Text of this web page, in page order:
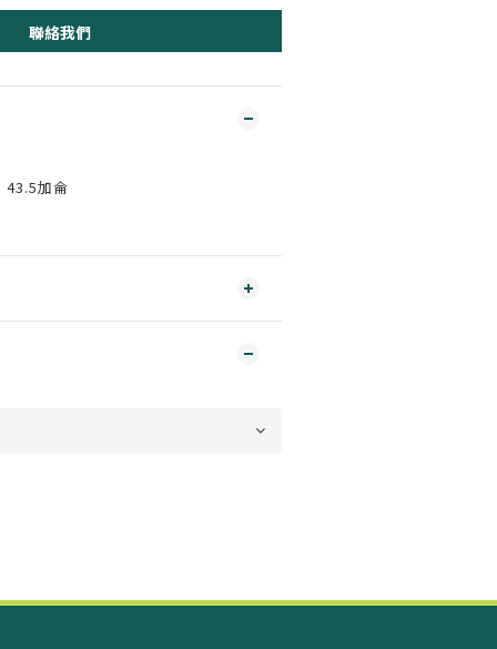
聯絡我們
43.5加侖